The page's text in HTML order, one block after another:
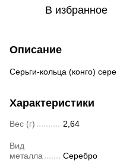
В избранное
Описание
Серьги-кольца (конго)
Характеристики
Вес (г) 2,64
Вид
металла
Серебро